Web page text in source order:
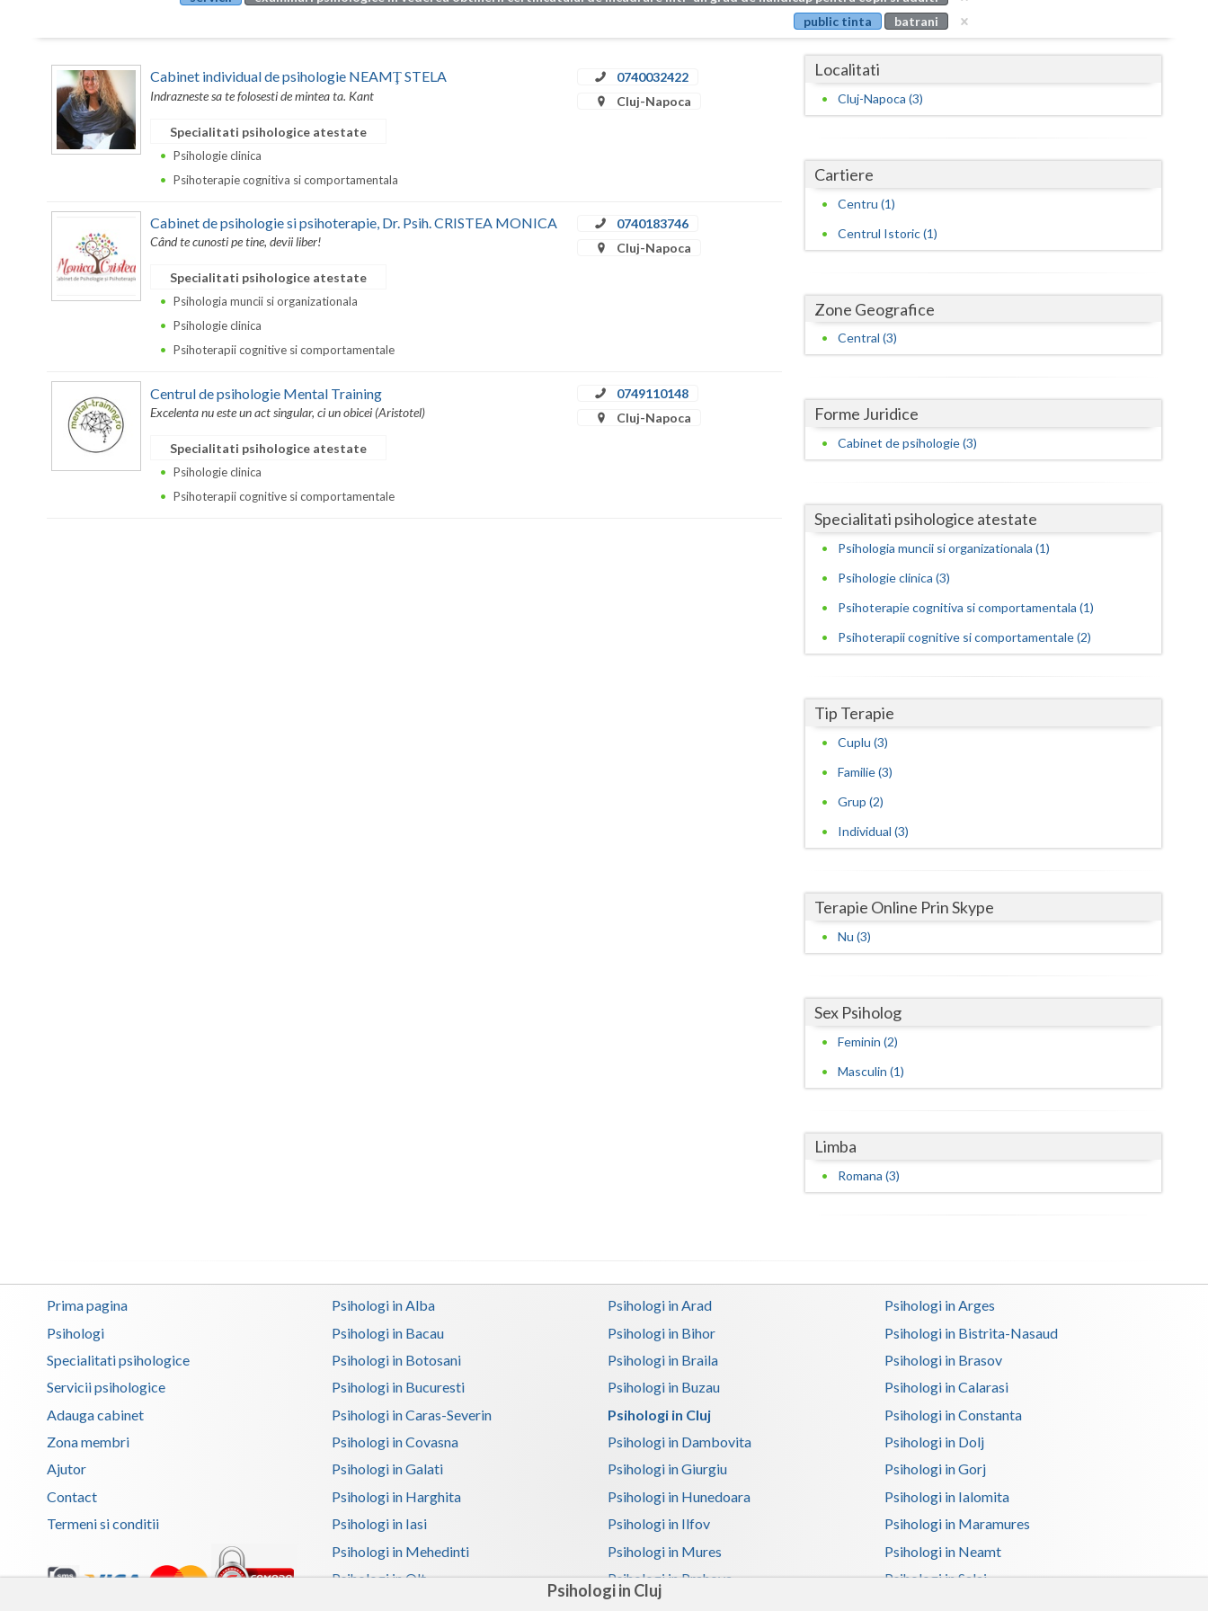
Psihologi in Cluj
Buzau
Cluj
Covasna
Dambovita
Galati
Hunedoara
Iasi
Ilfov
Maramures
Mures
Olt
Suceava
Vaslui
public tinta
batrani
Cabinet individual de psihologie NEAMŢ STELA
Indrazneste sa te folosesti de mintea ta. Kant
0740032422
Cluj-Napoca
Specialitati psihologice atestate
Psihologie clinica
Psihoterapie cognitiva si comportamentala
Cabinet de psihologie si psihoterapie, Dr. Psih. CRISTEA MONICA
Când te cunosti pe tine, devii liber!
0740183746
Cluj-Napoca
Specialitati psihologice atestate
Psihologia muncii si organizationala
Psihologie clinica
Psihoterapii cognitive si comportamentale
Centrul de psihologie Mental Training
Excelenta nu este un act singular, ci un obicei (Aristotel)
0749110148
Cluj-Napoca
Specialitati psihologice atestate
Psihologie clinica
Psihoterapii cognitive si comportamentale
Localitati
Cluj-Napoca (3)
Cartiere
Centru (1)
Centrul Istoric (1)
Zone Geografice
Central (3)
Forme Juridice
Cabinet de psihologie (3)
Specialitati psihologice atestate
Psihologia muncii si organizationala (1)
Psihologie clinica (3)
Psihoterapie cognitiva si comportamentala (1)
Psihoterapii cognitive si comportamentale (2)
Tip Terapie
Cuplu (3)
Familie (3)
Grup (2)
Individual (3)
Terapie Online Prin Skype
Nu (3)
Sex Psiholog
Feminin (2)
Masculin (1)
Limba
Romana (3)
Prima pagina
Psihologi
Specialitati psihologice
Servicii psihologice
Adauga cabinet
Zona membri
Ajutor
Contact
Termeni si conditii
Psihologi in Alba Psihologi in Arad
Psihologi in Arges
Psihologi in Bacau
Psihologi in Bihor
Psihologi in Bistrita-Nasaud
Psihologi in Botosani
Psihologi in Braila
Psihologi in Brasov
Psihologi in Bucuresti
Psihologi in Buzau
Psihologi in Calarasi
Psihologi in Caras-Severin
Psihologi in Cluj
Psihologi in Constanta
Psihologi in Covasna
Psihologi in Dambovita
Psihologi in Dolj
Psihologi in Galati
Psihologi in Giurgiu
Psihologi in Gorj
Psihologi in Harghita
Psihologi in Hunedoara
Psihologi in Ialomita
Psihologi in Iasi
Psihologi in Ilfov
Psihologi in Maramures
Psihologi in Mehedinti
Psihologi in Mures
Psihologi in Neamt
Psihologi in Olt
Psihologi in Prahova
Psihologi in Salaj